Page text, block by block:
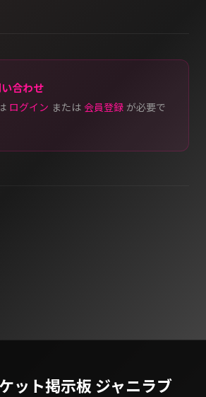
合わせ
ログイン または 会員登録 が必要で
ット掲示板 ジャニラブ